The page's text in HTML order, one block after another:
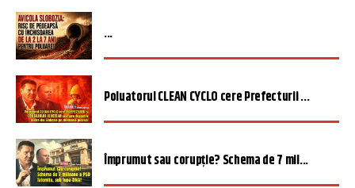
...
Poluatorul CLEAN CYCLO cere Prefecturii ...
Împrumut sau corupție? Schema de 7 mil...